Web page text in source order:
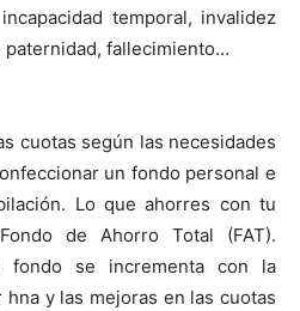
temporal, invalidez
paternidad, fallecimiento…
cuotas según las necesidades
un fondo personal e
Lo que ahorres con tu
de Ahorro Total (FAT).
fondo se incrementa con la
y las mejoras en las cuotas